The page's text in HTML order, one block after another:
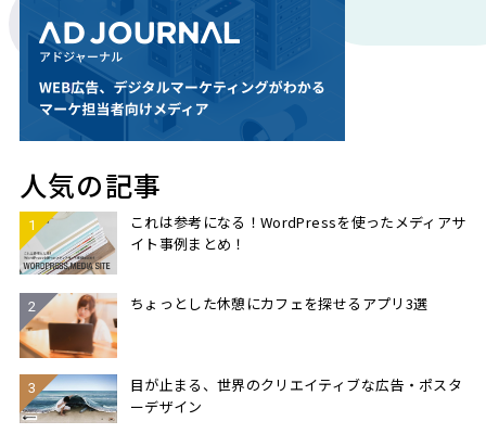
人気の記事
これは参考になる！WordPressを使ったメディアサ
イト事例まとめ！
ちょっとした休憩にカフェを探せるアプリ3選
目が止まる、世界のクリエイティブな広告・ポスタ
ーデザイン